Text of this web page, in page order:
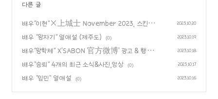
다른 글
배우"이현"×上城士 November 2023, 스킨스
쿠버/화보,영상
(0)
2023.10.20
배우 "왕자기" 열애설 (제주도) (0) 2023.10.19
배우"왕학체" X'SABON 官方微博' 광고 & 행사
화보,영상
(0)
2023.10.18
배우"승뢰" 4개의 최근 소식&사진,영상 (0) 2023.10.17
배우 “임민” 열애설 (0) 2023.10.16